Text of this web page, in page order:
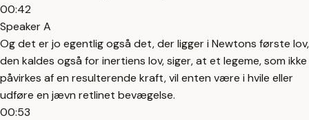
00:42
Speaker A
Og det er jo egentlig også det, der ligger i Newtons første lov,
den kaldes også for inertiens lov, siger, at et legeme, som ikke
påvirkes af en resulterende kraft, vil enten være i hvile eller
udføre en jævn retlinet bevægelse.
00:53